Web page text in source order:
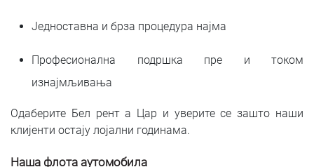
Једноставна и брза процедура најма
Професионална подршка пре и током
изнајмљивања
Одаберите Бел рент а Цар и уверите се зашто наши
клијенти остају лојални годинама.
Наша флота аутомобила